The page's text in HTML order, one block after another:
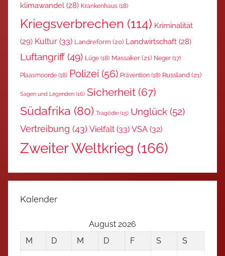
klimawandel (28) Krankenhaus (18)
Kriegsverbrechen (114) Kriminalität
(29) Kultur (33) Landreform (20) Landwirtschaft (28)
Luftangriff (49) Lüge (18) Massaker (21) Neger (17)
Plaasmoorde (18) Polizei (56) Prävention (18) Russland (21)
Sagen und Legenden (16) Sicherheit (67)
Südafrika (80) Tragödie (15) Unglück (52)
Vertreibung (43) Vielfalt (33) VSA (32)
Zweiter Weltkrieg (166)
Kalender
August 2026
M
D M D F S
S